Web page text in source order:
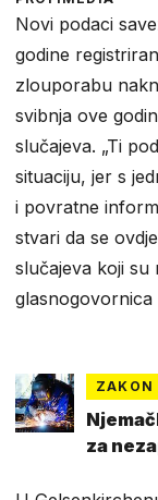
Novi podaci
godine
zlouporabu
svibnja ove
slučajeva. „Ti
situaciju, jer s
i povratne
stvari da se
slučajeva koji su
glasnogovornica
ZAKON
za